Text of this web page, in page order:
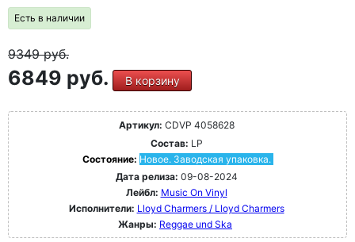
Есть в наличии
9349руб.
6849 руб. В корзину
Артикул: CDVP 4058628
Состав: LP
Состояние: Новое. Заводская упаковка.
Дата релиза: 09-08-2024
Лейбл: Music On Vinyl
Исполнители: Lloyd Charmers / Lloyd Charmers
Жанры: Reggae und Ska